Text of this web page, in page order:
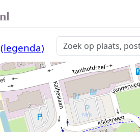
(legenda)